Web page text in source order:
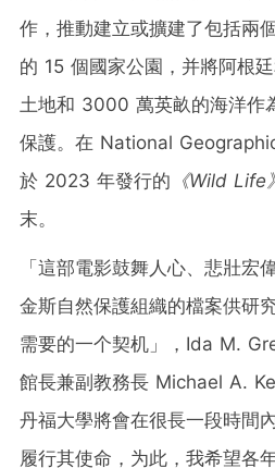
作，推動建立或擴建了包括兩
的 15 個國家公園，并將阿根
土地和 3000 萬英畝的海洋作
保護。在 National
於 2023 年發行的 《Wild Life》
末。
「這部電影鼓舞人心、悲壯宏
金斯自然保護組織的檔案供研
需要的一个契机」，Ida M.
館長兼副教務長 Michael A.
丹福大學將會在很長一段時間
履行其使命，为此，我希望各